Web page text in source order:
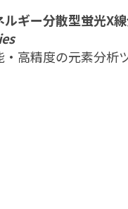
ギー分散型蛍光X
高精度の元素分析